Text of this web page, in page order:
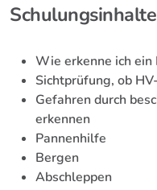
Wie erkenne ich
Sichtprüfung, ob
Gefahren durch
erkennen
Pannenhilfe
Bergen
Abschleppen